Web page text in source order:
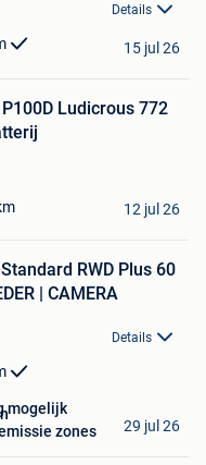
Details
15 jul 26
Ludicrous 772
12 jul 26
RWD Plus 60
| CAMERA
Details
mogelijk
zones
29 jul 26